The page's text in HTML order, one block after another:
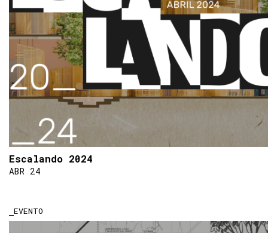
Escalando 2024
ABR 24
EVENTO